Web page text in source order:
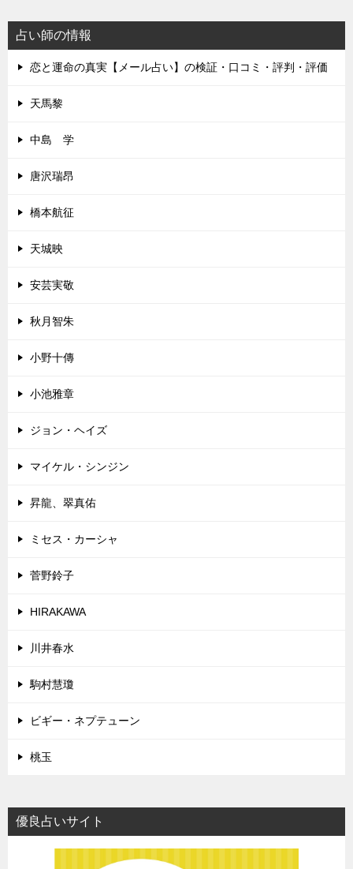
占い師の情報
恋と運命の真実【メール占い】の検証・口コミ・評判・評価
天馬黎
中島 学
唐沢瑞昂
橋本航征
天城映
安芸実敬
秋月智朱
小野十傳
小池雅章
ジョン・ヘイズ
マイケル・シンジン
昇龍、翠真佑
ミセス・カーシャ
菅野鈴子
HIRAKAWA
川井春水
駒村慧瓊
ビギー・ネプテューン
桃玉
優良占いサイト